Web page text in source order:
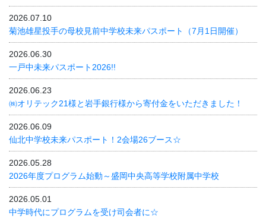
2026.07.10
菊池雄星投手の母校見前中学校未来パスポート（7月1日開催）
2026.06.30
一戸中未来パスポート2026!!
2026.06.23
㈱オリテック21様と岩手銀行様から寄付金をいただきました！
2026.06.09
仙北中学校未来パスポート！2会場26ブース☆
2026.05.28
2026年度プログラム始動～盛岡中央高等学校附属中学校
2026.05.01
中学時代にプログラムを受け司会者に☆